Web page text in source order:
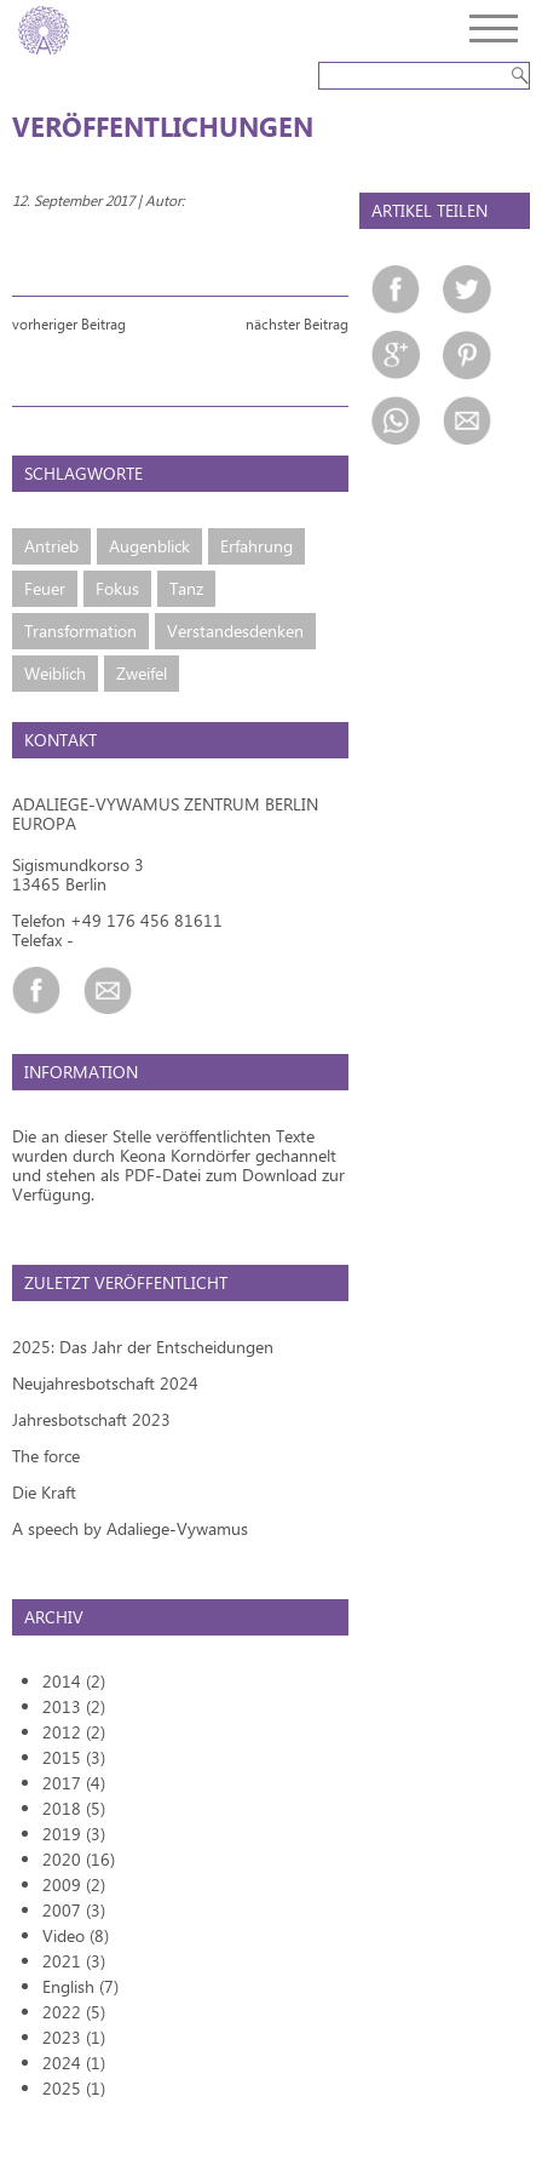
VERÖFFENTLICHUNGEN
12. September 2017 | Autor:
vorheriger Beitrag nächster Beitrag
SCHLAGWORTE
Antrieb Augenblick
Erfahrung
Feuer
Fokus
Tanz
Transformation
Verstandesdenken
Weiblich
Zweifel
KONTAKT
ADALIEGE-VYWAMUS ZENTRUM BERLIN
EUROPA
Sigismundkorso 3
13465 Berlin
Telefon +49 176 456 81611
Telefax -
ARTIKEL TEILEN
INFORMATION
Die an dieser Stelle veröffentlichten Texte
wurden durch Keona Korndörfer gechannelt
und stehen als PDF-Datei zum Download zur
Verfügung.
ZULETZT VERÖFFENTLICHT
2025: Das Jahr der Entscheidungen
Neujahresbotschaft 2024
Jahresbotschaft 2023
The force
Die Kraft
A speech by Adaliege-Vywamus
ARCHIV
2014 (2)
2013 (2)
2012 (2)
2015 (3)
2017 (4)
2018 (5)
2019 (3)
2020 (16)
2009 (2)
2007 (3)
Video (8)
2021 (3)
English (7)
2022 (5)
2023 (1)
2024 (1)
2025 (1)